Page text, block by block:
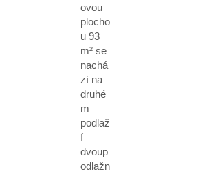
ovou
plocho
u 93
m² se
nachá
zí na
druhé
m
podlaž
í
dvoup
odlažn